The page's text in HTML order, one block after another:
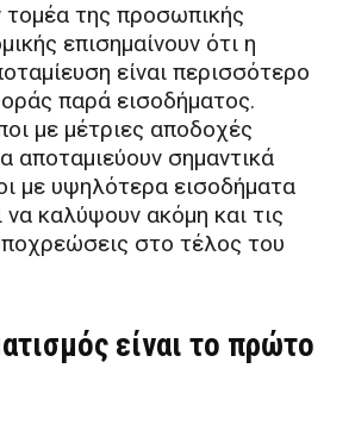
τομέα της προσωπικής
επισημαίνουν ότι η
είναι περισσότερο
παρά εισοδήματος.
με μέτριες αποδοχές
αποταμιεύουν σημαντικά
με υψηλότερα εισοδήματα
καλύψουν ακόμη και τις
στο τέλος του
είναι το πρώτο